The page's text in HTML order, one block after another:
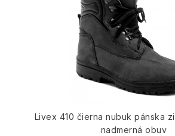
Livex 410 čierna nubuk pánska
nadmerná obuv